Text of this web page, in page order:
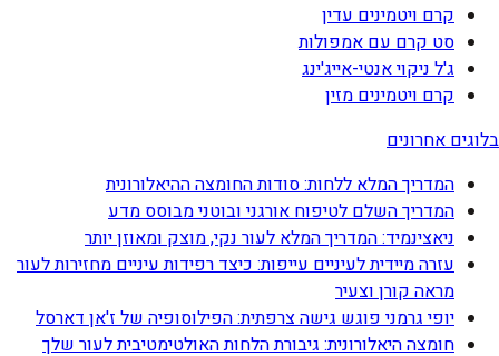
קרם ויטמינים עדין
סט קרם עם אמפולות
ג'ל ניקוי אנטי-אייג'ינג
קרם ויטמינים מזין
בלוגים אחרונים
המדריך המלא ללחות: סודות החומצה ההיאלורונית
המדריך השלם לטיפוח אורגני ובוטני מבוסס מדע
ניאצינמיד: המדריך המלא לעור נקי, מוצק ומאוזן יותר
עזרה מיידית לעיניים עייפות: כיצד רפידות עיניים מחזירות לעור
מראה קורן וצעיר
יופי גרמני פוגש גישה צרפתית: הפילוסופיה של ז'אן דארסל
חומצה היאלורונית: גיבורת הלחות האולטימטיבית לעור שלך